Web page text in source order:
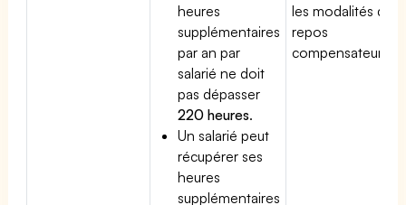
heures
supplémentaires
par an par
salarié ne doit
pas dépasser
220 heures.
Un salarié peut
récupérer ses
heures
supplémentaires
les modalités du
repos
compensateur.